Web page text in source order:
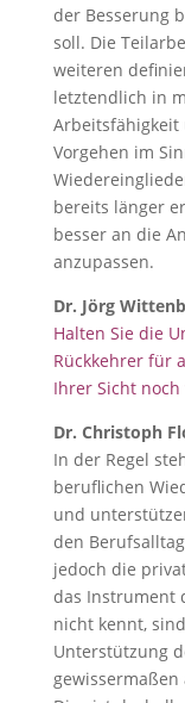
der Besserung
soll. Die
weiteren
letztendlich in
Arbeitsfähigkeit
Vorgehen im
bereits länger
besser an die
anzupassen.
Dr. Jörg
Halten Sie die
Rückkehrer für
Ihrer Sicht
Dr. Christoph
In der Regel
beruflichen
und
den
jedoch die
das Instrument
nicht kennt,
Unterstützung